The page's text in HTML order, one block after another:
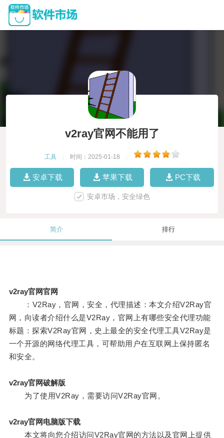
v2ray官网不能用了
工具 时间：2025-01-18
安卓下载 苹果下载 PC下载
安卓市场，安全绿色
简介 排行
v2ray官网官网
：V2Ray，官网，安全，代理描述：本文介绍V2Ray官
网，向读者介绍什么是V2Ray，官网上有哪些安全代理功能
标题：探索V2Ray官网，史上最全的安全代理工具V2Ray是
一个开源的网络代理工具，可帮助用户在互联网上保持匿名
和安全。
v2ray官网破解版
为了使用V2Ray，需要访问V2Ray官网。
v2ray官网电脑版下载
本文将向您介绍访问V2Ray官网的方法以及官网上提供